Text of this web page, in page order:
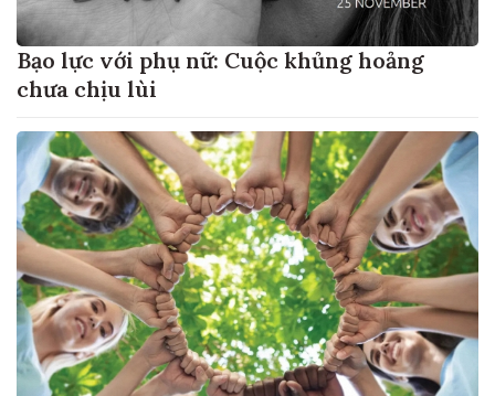
Bạo lực với phụ nữ: Cuộc khủng hoảng
chưa chịu lùi